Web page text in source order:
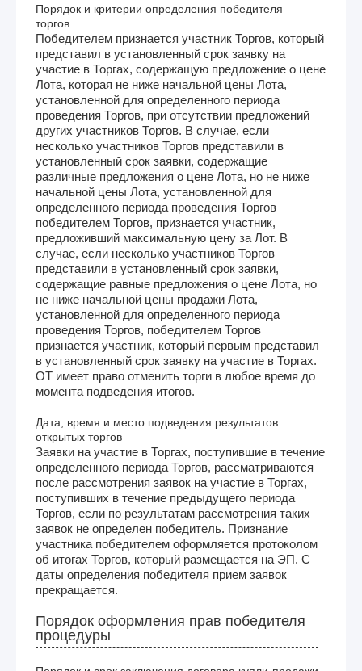
Порядок и критерии определения победителя
торгов
Победителем признается участник Торгов, который
представил в установленный срок заявку на
участие в Торгах, содержащую предложение о цене
Лота, которая не ниже начальной цены Лота,
установленной для определенного периода
проведения Торгов, при отсутствии предложений
других участников Торгов. В случае, если
несколько участников Торгов представили в
установленный срок заявки, содержащие
различные предложения о цене Лота, но не ниже
начальной цены Лота, установленной для
определенного периода проведения Торгов
победителем Торгов, признается участник,
предложивший максимальную цену за Лот. В
случае, если несколько участников Торгов
представили в установленный срок заявки,
содержащие равные предложения о цене Лота, но
не ниже начальной цены продажи Лота,
установленной для определенного периода
проведения Торгов, победителем Торгов
признается участник, который первым представил
в установленный срок заявку на участие в Торгах.
ОТ имеет право отменить торги в любое время до
момента подведения итогов.
Дата, время и место подведения результатов
открытых торгов
Заявки на участие в Торгах, поступившие в течение
определенного периода Торгов, рассматриваются
после рассмотрения заявок на участие в Торгах,
поступивших в течение предыдущего периода
Торгов, если по результатам рассмотрения таких
заявок не определен победитель. Признание
участника победителем оформляется протоколом
об итогах Торгов, который размещается на ЭП. С
даты определения победителя прием заявок
прекращается.
Порядок оформления прав победителя
процедуры